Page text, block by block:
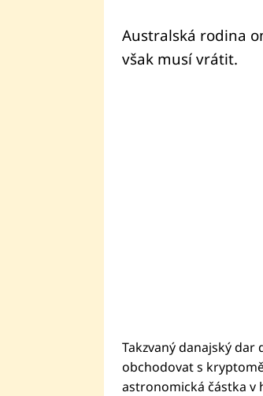
Australská rodina
však musí vrátit.
Takzvaný danajský
obchodovat s
astronomická částka v